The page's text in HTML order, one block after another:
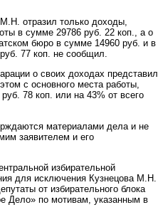
отразил только доходы,
в сумме 29786 руб. 22 коп., а о
бюро в сумме 14960 руб. и в
77 коп. не сообщил.
о своих доходах представил
с основного места работы,
78 коп. или на 43% от всего
материалами дела и не
заявителем и его
избирательной
для исключения Кузнецова М.Н.
от избирательного блока
Дело» по мотивам, указанным в